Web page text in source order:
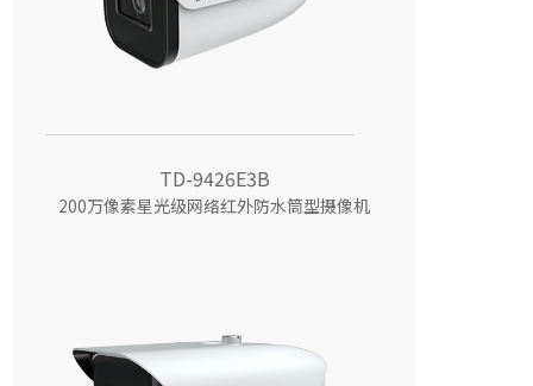
TD-9426E3B
200万像素星光级网络红外防水筒型摄像机